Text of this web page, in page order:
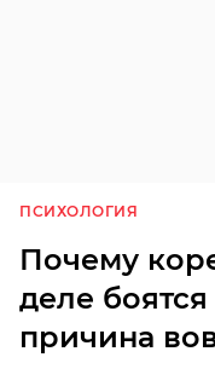
ПСИХОЛОГИЯ
Почему
деле
причина